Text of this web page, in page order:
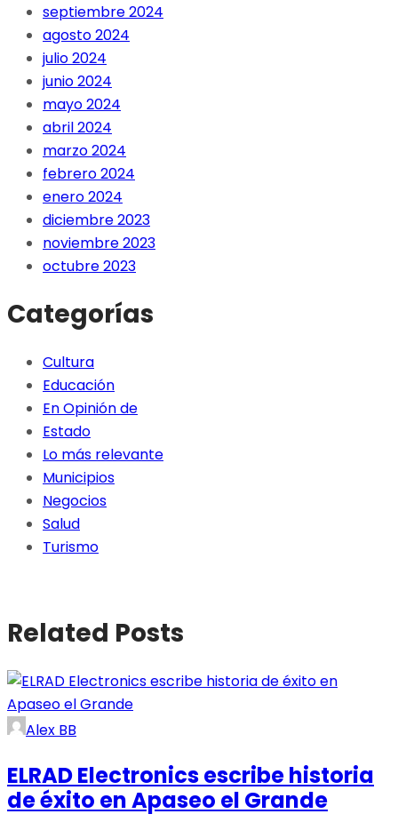
septiembre 2024
agosto 2024
julio 2024
junio 2024
mayo 2024
abril 2024
marzo 2024
febrero 2024
enero 2024
diciembre 2023
noviembre 2023
octubre 2023
Categorías
Cultura
Educación
En Opinión de
Estado
Lo más relevante
Municipios
Negocios
Salud
Turismo
Related Posts
Alex BB
ELRAD Electronics escribe historia
de éxito en Apaseo el Grande